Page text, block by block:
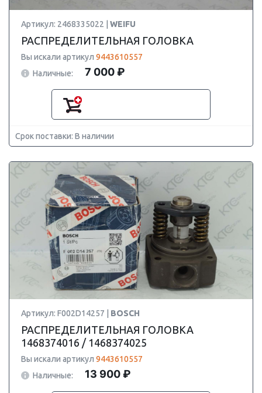
Артикул: 2468335022 | WEIFU
РАСПРЕДЕЛИТЕЛЬНАЯ ГОЛОВКА
Вы искали артикул 9443610557
Наличные:
7 000 ₽
Срок поставки: В наличии
Артикул: F002D14257 | BOSCH
РАСПРЕДЕЛИТЕЛЬНАЯ ГОЛОВКА
1468374016 / 1468374025
Вы искали артикул 9443610557
Наличные:
13 900 ₽